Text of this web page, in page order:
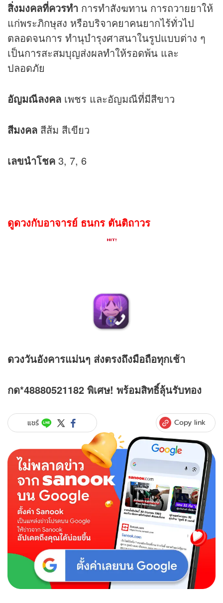
สิ่งมงคลที่ควรทำ การทำสังฆทาน การถวายยาให้
แก่พระภิกษุสง หรือบริจาคยาคนยากไร้ทั่วไป
ตลอดจนการ ทำนุบำรุงศาสนาในรูปแบบต่าง ๆ
เป็นการสะสมบุญส่งผลทำให้รอดพ้น และ
ปลอดภัย
อัญมณีลงคล เพชร และอัญมณีที่มีสีขาว
สีมงคล สีส้ม สีเขียว
เลขนำโชค 3, 7, 6
ดูดวงกับอาจารย์ ธนกร ตันติถาวร
ดวงวันอังคารแม่นๆ ส่งตรงถึงมือถือทุกเช้า
กด*48880521182 พิเศษ! พร้อมสิทธิ์ลุ้นรับทอง
แชร์ Copy link